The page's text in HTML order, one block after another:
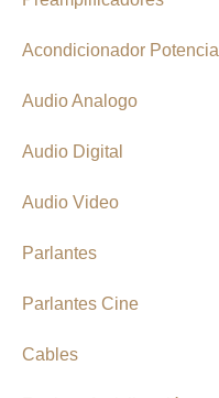
Acondicionador Potencia
Audio Analogo
Audio Digital
Audio Video
Parlantes
Parlantes Cine
Cables